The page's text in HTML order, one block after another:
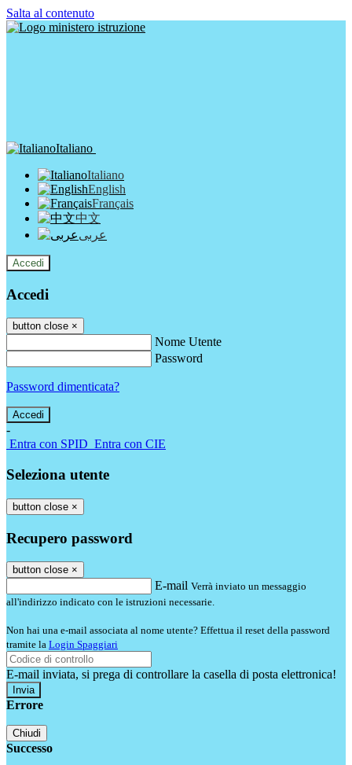
Salta al contenuto
Italiano
Italiano
English
Français
中文
عربى
Accedi
Accedi
button close ×
Nome Utente
Password
Password dimenticata?
-
Entra con SPID Entra con CIE
Seleziona utente
button close ×
Recupero password
button close ×
E-mail Verrà inviato un messaggio
all'indirizzo indicato con le istruzioni necessarie.
Non hai una e-mail associata al nome utente? Effettua il reset della password
tramite la Login Spaggiari
E-mail inviata, si prega di controllare la casella di posta elettronica!
Errore
Chiudi
Successo